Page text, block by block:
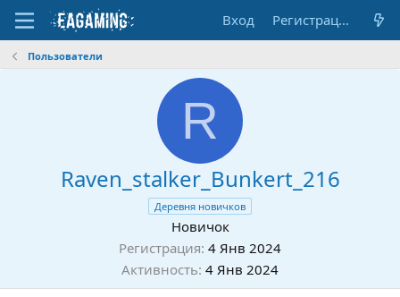
Вход Регистрация
Пользователи
R
Raven_stalker_Bunkert_216
Деревня новичков
Новичок
Регистрация 4 Янв 2024
Активность 4 Янв 2024